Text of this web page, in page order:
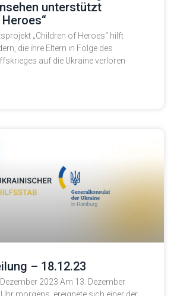
unterstützt
„Children of Heroes“ hilft
die ihre Eltern in Folge des
auf die Ukraine verloren
– 18.12.23
2023 Am 13. Dezember
morgens, ereignete sich einer der